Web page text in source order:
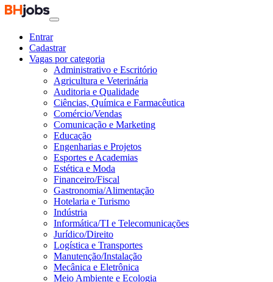
Entrar
Cadastrar
Vagas por categoria
Administrativo e Escritório
Agricultura e Veterinária
Auditoria e Qualidade
Ciências, Química e Farmacêutica
Comércio/Vendas
Comunicação e Marketing
Educação
Engenharias e Projetos
Esportes e Academias
Estética e Moda
Financeiro/Fiscal
Gastronomia/Alimentação
Hotelaria e Turismo
Indústria
Informática/TI e Telecomunicações
Jurídico/Direito
Logística e Transportes
Manutenção/Instalação
Mecânica e Eletrônica
Meio Ambiente e Ecologia